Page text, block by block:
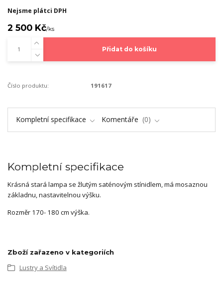
Nejsme plátci DPH
2 500 Kč/ks
Přidat do košíku
Číslo produktu: 191617
Kompletní specifikace Komentáře 0
Kompletní specifikace
Krásná stará lampa se žlutým saténovým stínidlem, má mosaznou
základnu, nastavitelnou výšku.
Rozměr 170- 180 cm výška.
Zboží zařazeno v kategoriích
Lustry a Svítidla